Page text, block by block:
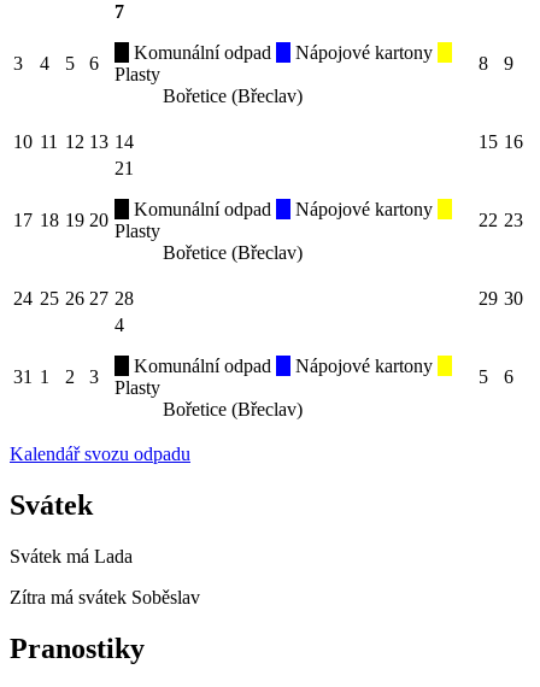
3 4 5 6
7
Komunální odpad
Nápojové kartony
Plasty
Bořetice (Břeclav)
8 9
10 11 12 13 14 15 16
17 18 19 20
21
Komunální odpad
Nápojové kartony
Plasty
Bořetice (Břeclav)
22 23
24 25 26 27 28 29 30
31 1 2 3
4
Komunální odpad
Nápojové kartony
Plasty
Bořetice (Břeclav)
5 6
Kalendář svozu odpadu
Svátek
Svátek má Lada
Zítra má svátek Soběslav
Pranostiky